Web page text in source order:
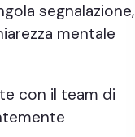
segnalazione,
mentale
con il team di